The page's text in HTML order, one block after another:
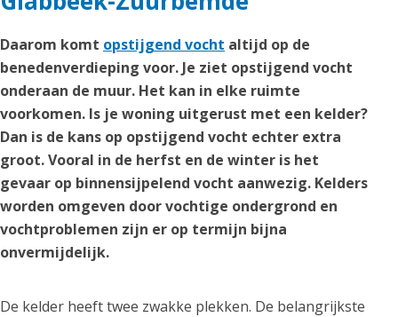
Daarom komt opstijgend vocht altijd op de
benedenverdieping voor. Je ziet opstijgend vocht
onderaan de muur. Het kan in elke ruimte
voorkomen. Is je woning uitgerust met een kelder?
Dan is de kans op opstijgend vocht echter extra
groot. Vooral in de herfst en de winter is het
gevaar op binnensijpelend vocht aanwezig. Kelders
worden omgeven door vochtige ondergrond en
vochtproblemen zijn er op termijn bijna
onvermijdelijk.
De kelder heeft twee zwakke plekken. De belangrijkste